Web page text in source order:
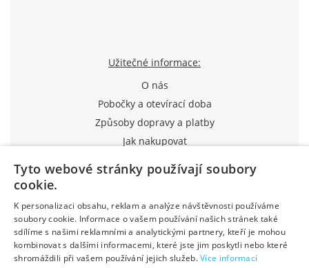
Užitečné informace:
O nás
Pobočky a otevírací doba
Způsoby dopravy a platby
Jak nakupovat
Obchodní podmínky
Kontakty
Created by DostupnýWeb
Designed by Basebrain
Tyto webové stránky používají soubory
cookie.
K personalizaci obsahu, reklam a analýze návštěvnosti používáme
soubory cookie. Informace o vašem používání našich stránek také
sdílíme s našimi reklamními a analytickými partnery, kteří je mohou
kombinovat s dalšími informacemi, které jste jim poskytli nebo které
shromáždili při vašem používání jejich služeb.Více informací